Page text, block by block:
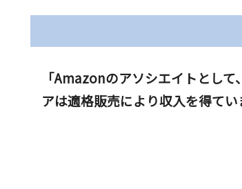
「Amazonのアソシエイトとして
アは適格販売により収入を得てい